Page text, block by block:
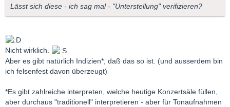
Lässt sich diese - ich sag mal - "Unterstellung" verifizieren?
Nicht wirklich.
Aber es gibt natürlich Indizien*, daß das so ist. (und ausserdem bin
ich felsenfest davon überzeugt)
*Es gibt zahlreiche interpreten, welche heutige Konzertsäle füllen,
aber durchaus "traditionell" interpretieren - aber für Tonaufnahmen